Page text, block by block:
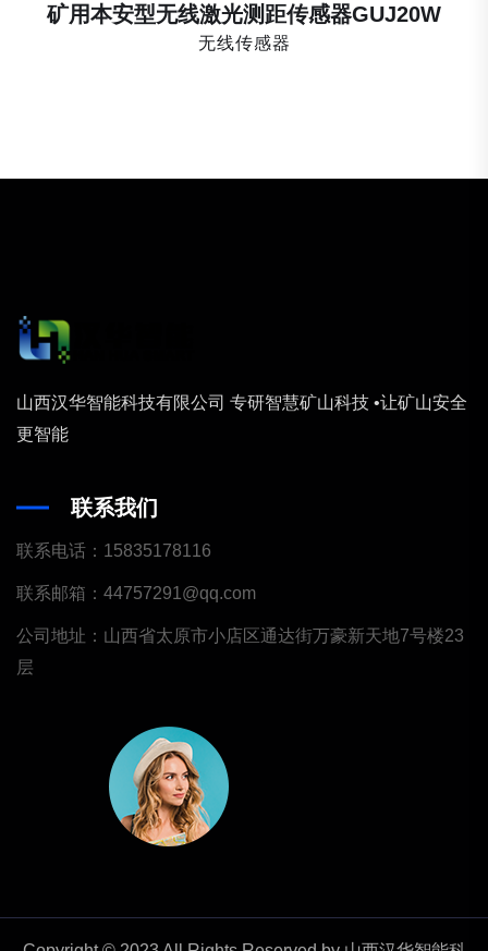
矿用本安型无线激光测距传感器GUJ20W
无线传感器
山西汉华智能科技有限公司 专研智慧矿山科技 •让矿山安全
更智能
联系我们
联系电话：15835178116
联系邮箱：44757291@qq.com
公司地址：山西省太原市小店区通达街万豪新天地7号楼23
层